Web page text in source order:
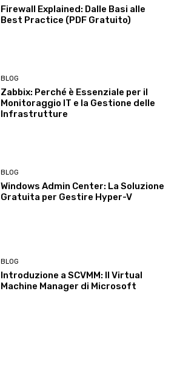
Firewall Explained: Dalle Basi alle
Best Practice (PDF Gratuito)
BLOG
Zabbix: Perché è Essenziale per il
Monitoraggio IT e la Gestione delle
Infrastrutture
BLOG
Windows Admin Center: La Soluzione
Gratuita per Gestire Hyper-V
BLOG
Introduzione a SCVMM: Il Virtual
Machine Manager di Microsoft